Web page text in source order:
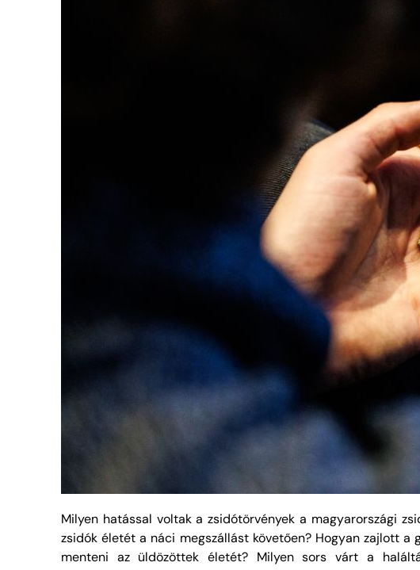
Milyen hatással voltak a zsidótörvények a magyarországi
zsidók életét a náci megszállást követően? Hogyan zajlott
menteni az üldözöttek életét? Milyen sors várt a